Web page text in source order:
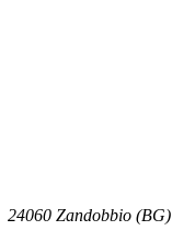
24060 Zandobbio (BG)